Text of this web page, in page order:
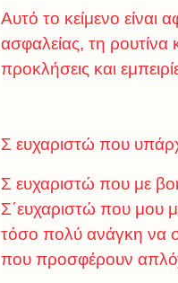
Αυτό το κείμενο
ασφαλείας, τη ρουτίνα
προκλήσεις και
Σ ευχαριστώ που
Σ ευχαριστώ που με
Σ΄ευχαριστώ που μου
τόσο πολύ ανάγκη να
που προσφέρουν